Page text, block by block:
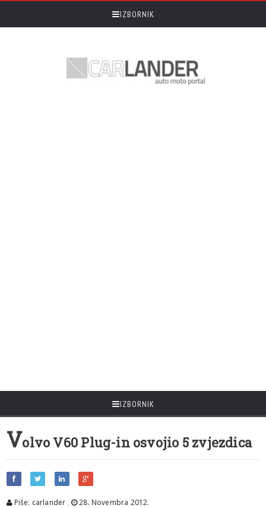
IZBORNIK
IZBORNIK
Volvo V60 Plug-in osvojio 5 zvjezdica
Piše: carlander , 28. Novembra 2012.